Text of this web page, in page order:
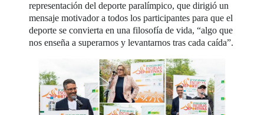
representación del deporte paralímpico, que dirigió un
mensaje motivador a todos los participantes para que el
deporte se convierta en una filosofía de vida, “algo que
nos enseña a superarnos y levantarnos tras cada caída”.